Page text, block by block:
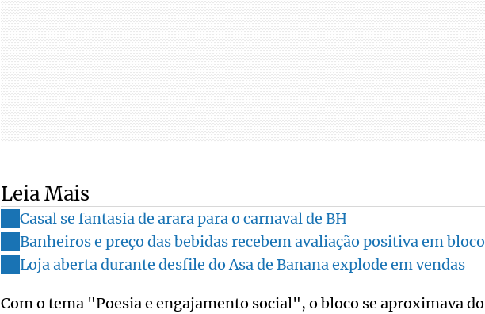
Leia Mais
Casal se fantasia de arara para o carnaval de BH
Banheiros e preço das bebidas recebem avaliação positiva em
Loja aberta durante desfile do Asa de Banana explode em vendas
Com o tema "Poesia e engajamento social", o bloco se aproximava